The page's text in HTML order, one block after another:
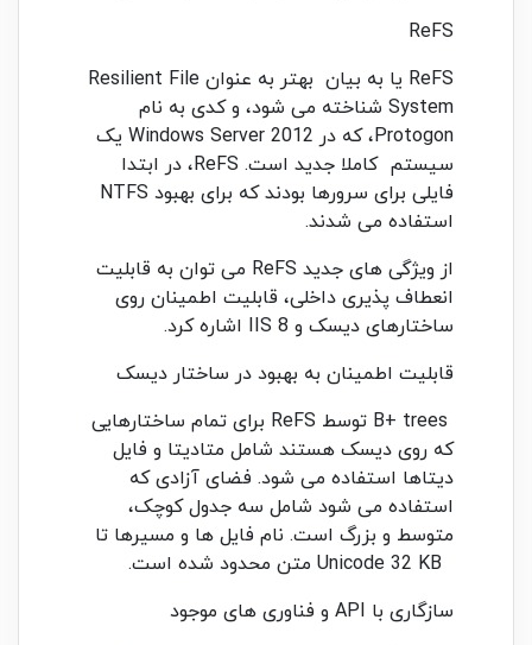
ReFS
ReFS یا به بیان بهتر به عنوان Resilient File
System شناخته می شود، و کدی به نام
Protogon، که در Windows Server 2012 یک
سیستم کاملا جدید است. ReFS، در ابتدا
فایلی برای سرورها بودند که برای بهبود NTFS
استفاده می شدند.
از ویژگی های جدید ReFS می توان به قابلیت
انعطاف پذیری داخلی، قابلیت اطمینان روی
ساختارهای دیسک و IIS 8 اشاره کرد.
قابلیت اطمینان به بهبود در ساختار دیسک
B+ trees توسط ReFS برای تمام ساختارهایی
که روی دیسک هستند شامل متادیتا و فایل
دیتاها استفاده می شود. فضای آزادی که
استفاده می شود شامل سه جدول کوچک،
متوسط ​​و بزرگ است. نام فایل ها و مسیرها تا
سازگاری با API و فناوری های موجود